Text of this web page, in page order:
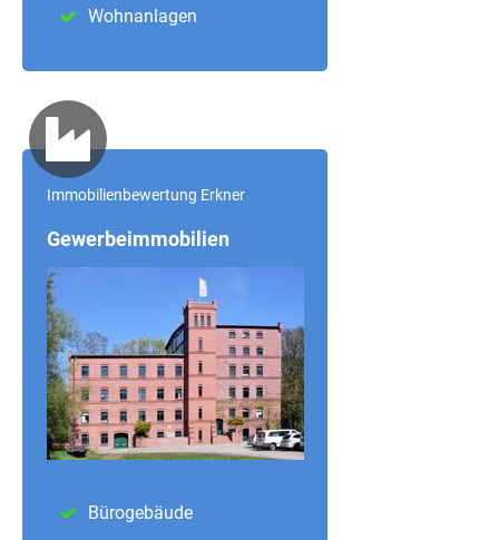
Wohnanlagen
Immobilienbewertung Erkner
Gewerbeimmobilien
Bürogebäude